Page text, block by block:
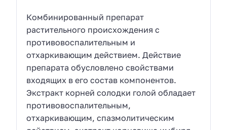
Комбинированный препарат
растительного происхождения с
противовоспалительным и
отхаркивающим действием. Действие
препарата обусловлено свойствами
входящих в его состав компонентов.
Экстракт корней солодки голой обладает
противовоспалительным,
отхаркивающим, спазмолитическим